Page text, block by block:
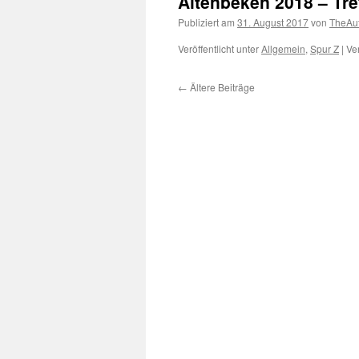
Publiziert am 31. August 2017von
Veröffentlicht unterAllgemein, Spur Z |
← Ältere Beiträge